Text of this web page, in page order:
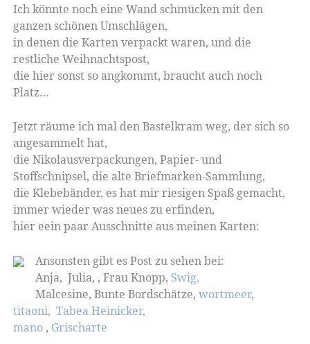
Ich könnte noch eine Wand schmücken mit den
ganzen schönen Umschlägen,
in denen die Karten verpackt waren, und die
restliche Weihnachtspost,
die hier sonst so angkommt, braucht auch noch
Platz…
Jetzt räume ich mal den Bastelkram weg, der sich so
angesammelt hat,
die Nikolausverpackungen, Papier- und
Stoffschnipsel, die alte Briefmarken-Sammlung,
die Klebebänder, es hat mir riesigen Spaß gemacht,
immer wieder was neues zu erfinden,
hier eein paar Ausschnitte aus meinen Karten:
Ansonsten gibt es Post zu sehen bei:
Anja, Julia, , Frau Knopp, Swig,
Malcesine, Bunte Bordschätze, wortmeer,
titaoni, Tabea Heinicker,
mano , Grischarte